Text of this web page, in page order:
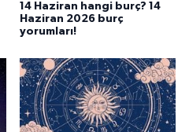
14 Haziran hangi burç? 14
Haziran 2026 burç
yorumları!